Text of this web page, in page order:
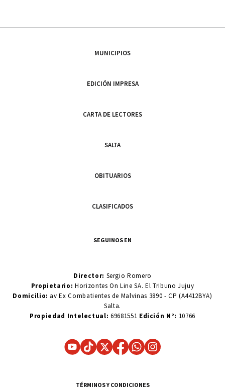
MUNICIPIOS
EDICIÓN IMPRESA
CARTA DE LECTORES
SALTA
OBITUARIOS
CLASIFICADOS
SEGUINOS EN
Director: Sergio Romero
Propietario:Horizontes On Line SA. El Tribuno Jujuy
Domicilio: av Ex Combatientes de Malvinas 3890 - CP (A4412BYA)
Salta.
Propiedad Intelectual: 69681551 Edición N°: 10766
TÉRMINOS Y CONDICIONES